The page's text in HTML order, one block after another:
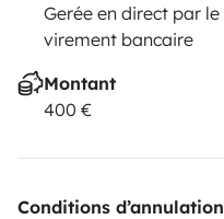
Gerée en direct par
virement bancaire
Montant
400 €
Conditions d’annulation